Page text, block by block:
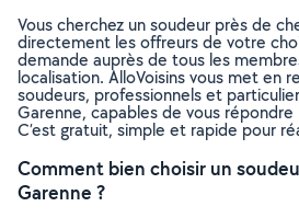
Vous cherchez un soudeur près de
directement les offreurs de votre
demande auprès de tous les
localisation. AlloVoisins vous met en
soudeurs, professionnels et
Garenne, capables de vous
C’est gratuit, simple et rapide pour
Comment bien choisir un
Garenne ?